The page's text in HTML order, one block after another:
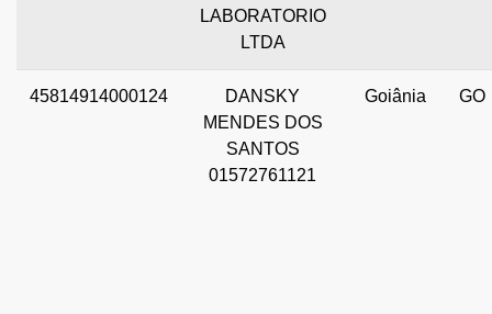
LABORATORIO
LTDA
45814914000124
DANSKY
MENDES DOS
SANTOS
01572761121
Goiânia GO